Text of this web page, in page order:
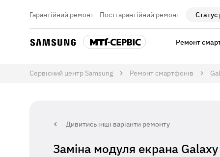
Гарантійний ремонт Постгарантійний ремонт Статус
Ремонт
Сервісний центр Samsung Ремонт смартфонів
Дивитись інші варіанти ремонту
Заміна модуля екрана